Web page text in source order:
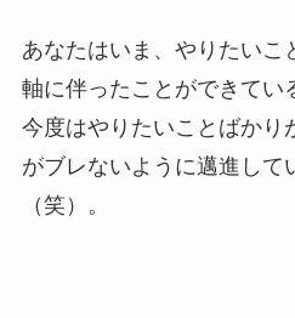
あなたはいま、やりたいこ
軸に伴ったことができて
今度はやりたいことばかり
がブレないように邁進して
（笑）。